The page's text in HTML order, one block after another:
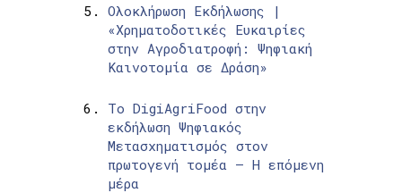
Ολοκλήρωση Εκδήλωσης |
«Χρηματοδοτικές Ευκαιρίες
στην Αγροδιατροφή: Ψηφιακή
Καινοτομία σε Δράση»
Το DigiAgriFood στην
εκδήλωση Ψηφιακός
Μετασχηματισμός στον
πρωτογενή τομέα – Η επόμενη
μέρα